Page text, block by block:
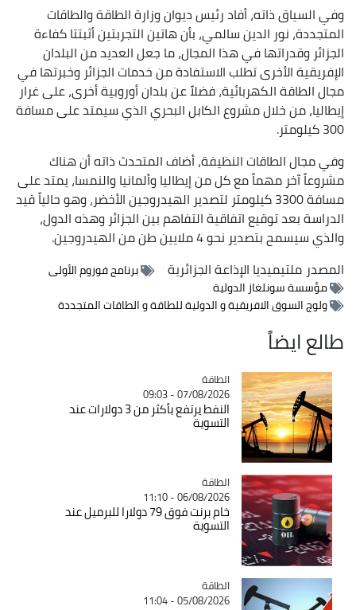
وفي السياق ذاته، أفاد رئيس ديوان وزارة الطاقة والطاقات
المتجددة، نور الدين سالمي، بأن هاتين التجربتين أثبتتا كفاءة
الجزائر وقدراتها في هذا المجال، ما جعل العديد من البلدان
الإفريقية الأخرى تطلب الاستفادة من خدمات الجزائر وخبرتها في
مجال الطاقة الكهربائية، فضلاً عن بلدان أوروبية أخرى، على غرار
إيطاليا، من خلال مشروع الكابل البحري الذي سيمتد على مسافة
300 كيلومتر.
وفي مجال الطاقات النظيفة، أضاف المتحدث ذاته أن هناك
مشروعاً آخر مهماً مع كل من إيطاليا وألمانيا والنمسا، يمتد على
مسافة 3300 كيلومتر لتصدير الهيدروجين الأخضر، وهو حالياً قيد
الدراسة بعد توقيع اتفاقية التفاهم بين الجزائر وهذه الدول،
والذي سيسمح بتصدير نحو 4 ملايين طن من الهيدروجين.
المصدرملتيميديا الإذاعة الجزائرية
برنامج فوروم الأولى
مؤسسة سونلغاز الدولية
ولوج السوق الافريقية و الدولية للطاقة و الطاقات المتجددة
طالع ايضاً
Catégorie
الطاقة
07/08/2026 - 09:03
النفط يرتفع بأكثر من 3 دولارات عند
التسوية
Catégorie
الطاقة
06/08/2026 - 11:10
خام برنت فوق 79 دولارا للبرميل عند
التسوية
Catégorie
الطاقة
05/08/2026 - 11:04